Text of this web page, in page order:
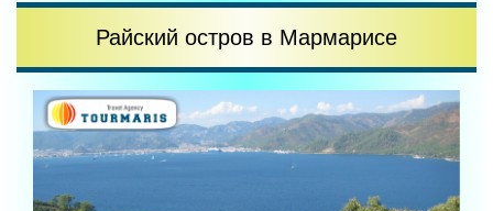
Райский остров в Мармарисе